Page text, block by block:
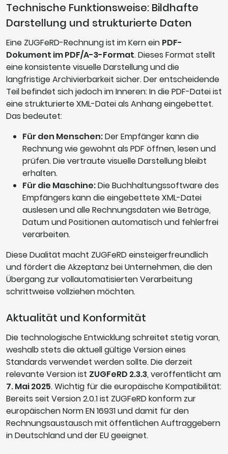
Technische Funktionsweise: Bildhafte
Darstellung und strukturierte Daten
Eine ZUGFeRD-Rechnung ist im Kern ein PDF-
Dokument im PDF/A-3-Format. Dieses Format stellt
eine konsistente visuelle Darstellung und die
langfristige Archivierbarkeit sicher. Der entscheidende
Teil befindet sich jedoch im Inneren: In die PDF-Datei ist
eine strukturierte XML-Datei als Anhang eingebettet.
Das bedeutet:
Für den Menschen:Der Empfänger kann die
Rechnung wie gewohnt als PDF öffnen, lesen und
prüfen. Die vertraute visuelle Darstellung bleibt
erhalten.
Für die Maschine:Die Buchhaltungssoftware des
Empfängers kann die eingebettete XML-Datei
auslesen und alle Rechnungsdaten wie Beträge,
Datum und Positionen automatisch und fehlerfrei
verarbeiten.
Diese Dualität macht ZUGFeRD einsteigerfreundlich
und fördert die Akzeptanz bei Unternehmen, die den
Übergang zur vollautomatisierten Verarbeitung
schrittweise vollziehen möchten.
Aktualität und Konformität
Die technologische Entwicklung schreitet stetig voran,
weshalb stets die aktuell gültige Version eines
Standards verwendet werden sollte. Die derzeit
relevante Version ist ZUGFeRD 2.3.3, veröffentlicht am
7. Mai 2025. Wichtig für die europäische Kompatibilität:
Bereits seit Version 2.0.1 ist ZUGFeRD konform zur
europäischen Norm EN 16931 und damit für den
Rechnungsaustausch mit öffentlichen Auftraggebern
in Deutschland und der EU geeignet.